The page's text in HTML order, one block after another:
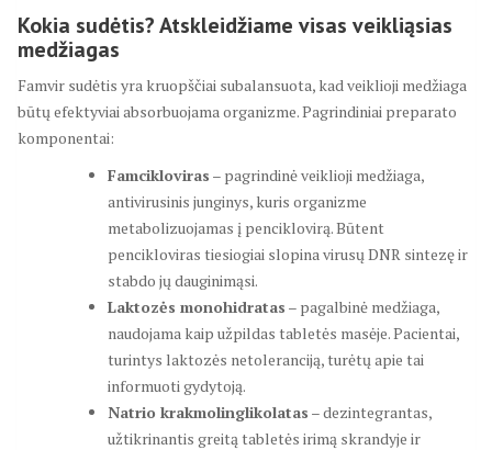
Kokia sudėtis? Atskleidžiame visas veikliąsias
medžiagas
Famvir sudėtis yra kruopščiai subalansuota, kad veiklioji medžiaga
būtų efektyviai absorbuojama organizme. Pagrindiniai preparato
komponentai:
Famcikloviras – pagrindinė veiklioji medžiaga,
antivirusinis junginys, kuris organizme
metabolizuojamas į penciklovirą. Būtent
pencikloviras tiesiogiai slopina virusų DNR sintezę ir
stabdo jų dauginimąsi.
Laktozės monohidratas – pagalbinė medžiaga,
naudojama kaip užpildas tabletės masėje. Pacientai,
turintys laktozės netoleranciją, turėtų apie tai
informuoti gydytoją.
Natrio krakmolinglikolatas – dezintegrantas,
užtikrinantis greitą tabletės irimą skrandyje ir